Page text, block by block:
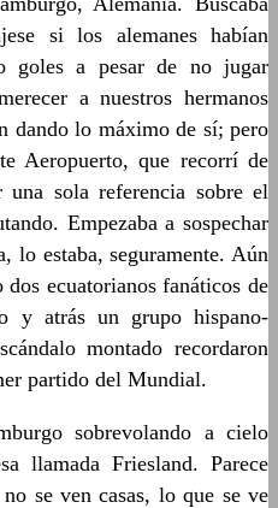
si los alemanes habían
goles a pesar de no jugar
a nuestros hermanos
dando lo máximo de sí; pero
Aeropuerto, que recorrí de
sola referencia sobre el
Empezaba a sospechar
lo estaba, seguramente. Aún
ecuatorianos fanáticos de
y atrás un grupo hispano-
montado recordaron
partido del Mundial.
sobrevolando a cielo
llamada Friesland. Parece
se ven casas, lo que se ve